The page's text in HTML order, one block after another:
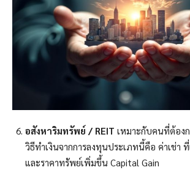
อสังหาริมทรัพย์ / REIT เหมาะกับคนที่ต้องก
วิธีทำเงินจากการลงทุนประเภทนี้คือ ค่าเช่า
และราคาทรัพย์เพิ่มขึ้น Capital Gain